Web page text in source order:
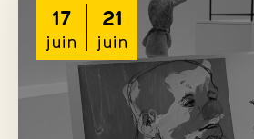
17
juin
21
juin